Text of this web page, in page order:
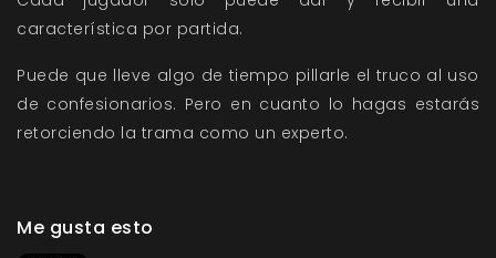
característica por partida.
Puede que lleve algo de tiempo pillarle el truco al uso
de confesionarios. Pero en cuanto lo hagas estarás
retorciendo la trama como un experto.
Me gusta esto